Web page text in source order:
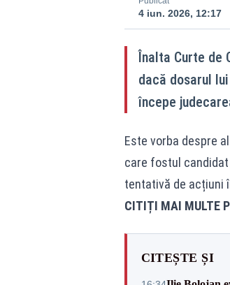
4 iun. 2026, 12:17
Înalta Curte de
dacă dosarul
începe
Este vorba despre
care fostul
tentativă de acțiuni
CITIȚI MAI MULTE
CITEȘTE ȘI